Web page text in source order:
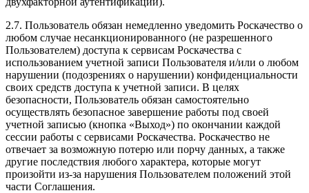
2.7. Пользователь обязан немедленно уведомить Роскачество о
любом случае несанкционированного (не разрешенного
Пользователем) доступа к сервисам Роскачества с
использованием учетной записи Пользователя и/или о любом
нарушении (подозрениях о нарушении) конфиденциальности
своих средств доступа к учетной записи. В целях
безопасности, Пользователь обязан самостоятельно
осуществлять безопасное завершение работы под своей
учетной записью (кнопка «Выход») по окончании каждой
сессии работы с сервисами Роскачества. Роскачество не
отвечает за возможную потерю или порчу данных, а также
другие последствия любого характера, которые могут
произойти из-за нарушения Пользователем положений этой
части Соглашения.